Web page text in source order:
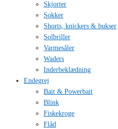
Skjorter
Sokker
Shorts, knickers & bukser
Solbriller
Varmesåler
Waders
Inderbeklædning
Endegrej
Bait & Powerbait
Blink
Fiskekroge
Flåd